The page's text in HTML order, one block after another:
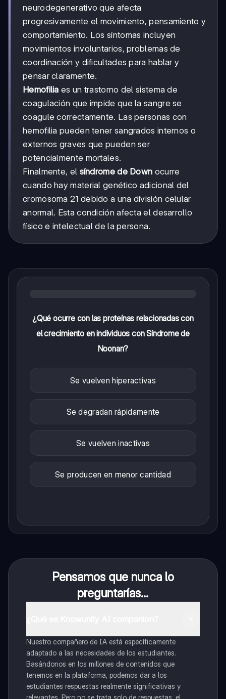
neurodegenerativo que afecta
progresivamente el movimiento, pensamiento y
comportamiento. Los síntomas incluyen
movimientos involuntarios, problemas de
coordinación y dificultades para hablar y
pensar claramente.
Hemofilia es un trastorno del sistema de
coagulación que impide que la sangre se
coagule correctamente. Las personas con
hemofilia pueden tener sangrados internos o
externos graves que pueden ser
potencialmente mortales.
Finalmente, el síndrome de Down ocurre
cuando hay material genético adicional del
cromosoma 21 debido a una división celular
anormal. Esta condición afecta el desarrollo
físico e intelectual de la persona.
¿Qué ocurre con las proteínas relacionadas con
el crecimiento en individuos con Síndrome de
Noonan?
Se vuelven hiperactivas
Se degradan rápidamente
Se vuelven inactivas
Se producen en menor cantidad
Pensamos que nunca lo
preguntarías...
Nuestro compañero de IA está específicamente
adaptado a las necesidades de los estudiantes.
Basándonos en los millones de contenidos que
tenemos en la plataforma, podemos dar a los
estudiantes respuestas realmente significativas y